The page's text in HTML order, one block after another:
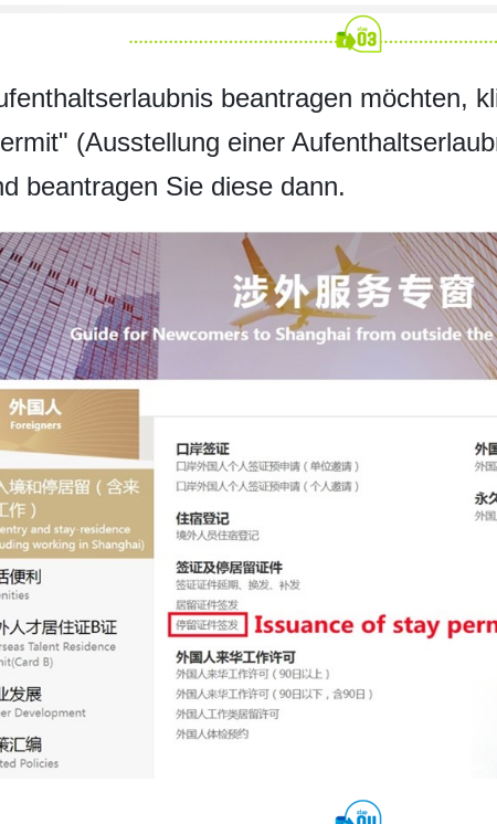
beantragen möchten,
(Ausstellung einer
beantragen Sie diese dann.